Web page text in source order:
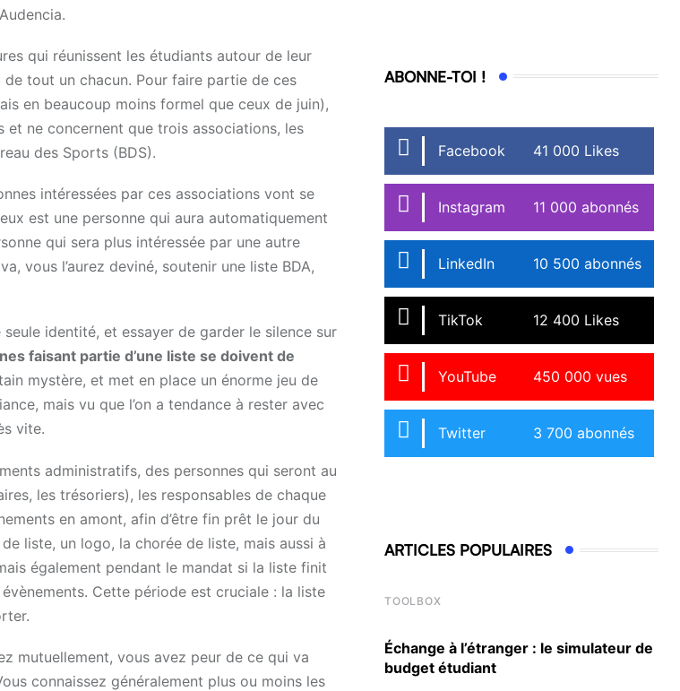
qui réunissent les étudiants autour de leur
de tout un chacun. Pour faire partie de ces
en beaucoup moins formel que ceux de juin),
et ne concernent que trois associations, les
des Sports (BDS).
intéressées par ces associations vont se
est une personne qui aura automatiquement
qui sera plus intéressée par une autre
vous l’aurez deviné, soutenir une liste BDA,
identité, et essayer de garder le silence sur
faisant partie d’une liste se doivent de
mystère, et met en place un énorme jeu de
mais vu que l’on a tendance à rester avec
vite.
administratifs, des personnes qui seront au
les trésoriers), les responsables de chaque
en amont, afin d’être fin prêt le jour du
liste, un logo, la chorée de liste, mais aussi à
également pendant le mandat si la liste finit
Cette période est cruciale : la liste
mutuellement, vous avez peur de ce qui va
connaissez généralement plus ou moins les
ABONNE-TOI !
Facebook 41 000 Likes
Instagram 11 000 abonnés
LinkedIn 10 500 abonnés
TikTok 12 400 Likes
YouTube 450 000 vues
Twitter 3 700 abonnés
ARTICLES POPULAIRES
TOOLBOX
Échange à l’étranger : le simulateur de
budget étudiant